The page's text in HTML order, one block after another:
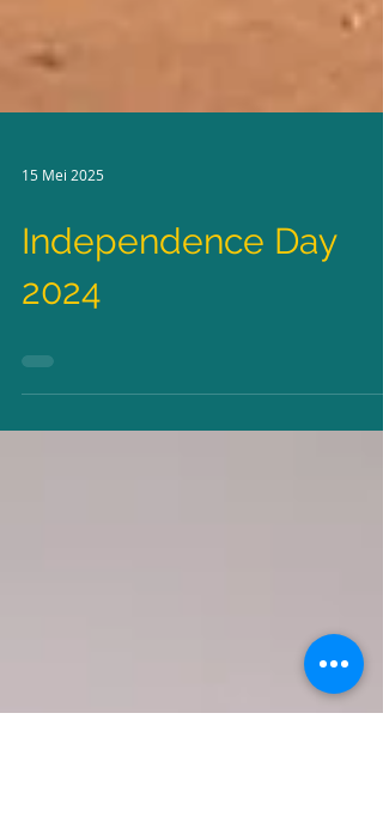
15 Mei 2025
Independence Day
2024